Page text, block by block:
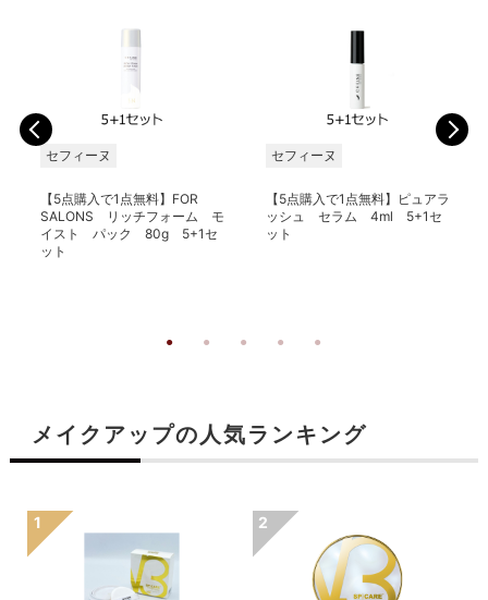
セフィーヌ
【5点購入で1点無料】FOR
SALONS リッチフォーム モ
イスト パック 80g 5+1セ
ット
セフィーヌ
【5点購入で1点無料】ピュアラ
ッシュ セラム 4ml 5+1セ
ット
メイクアップの人気ランキング